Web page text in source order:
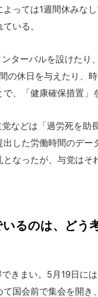
っては1週間休みな
いる。
ターバルを設けたり
の休日を与えたり、
、「健康確保措置」
などは「過労死を助
出した労働時間のデ
なったが、与党はそ
いるのは、どう
きまい。5月19日に
て国会前で集会を開